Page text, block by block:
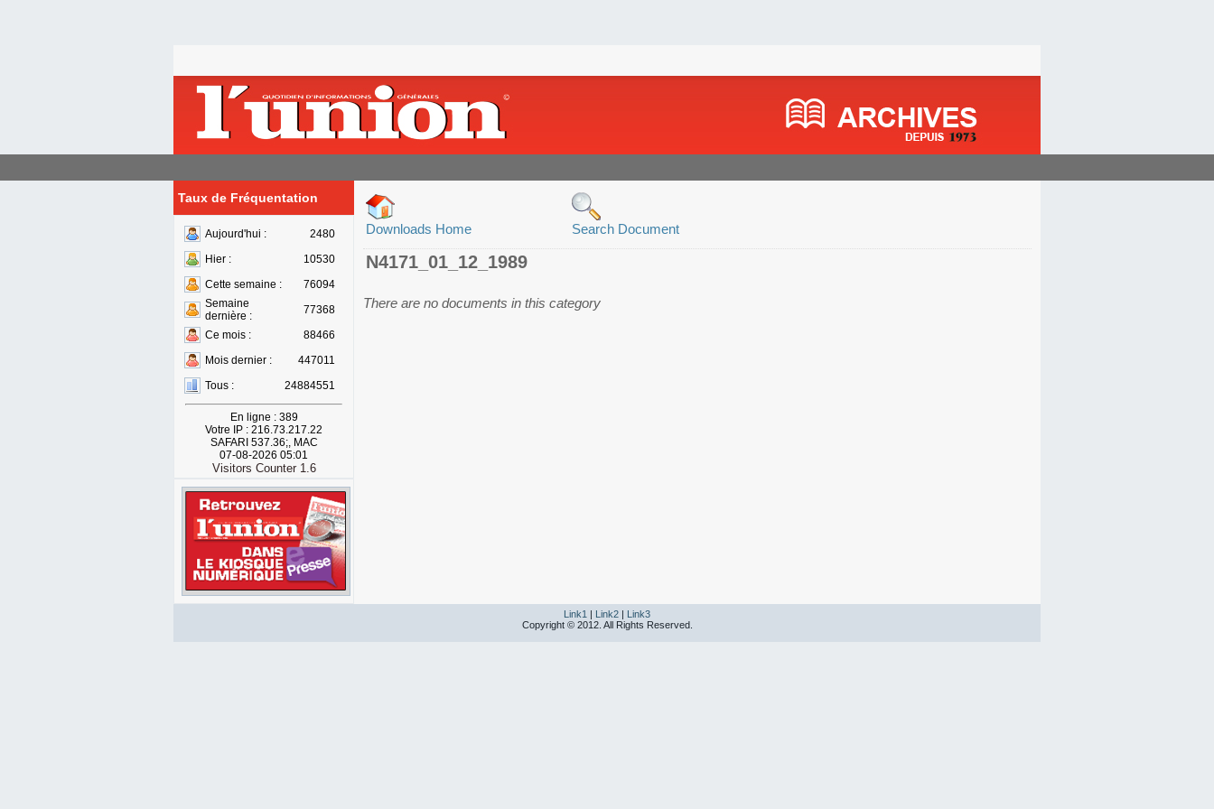
Taux de Fréquentation
Aujourd'hui :
2480
Hier :
10530
Cette semaine :
76094
Semaine
dernière :
77368
Ce mois :
88466
Mois dernier :
447011
Tous :
24884551
En ligne : 389
Votre IP : 216.73.217.22
SAFARI 537.36;, MAC
07-08-2026 05:01
Visitors Counter 1.6
Downloads Home Search Document
N4171_01_12_1989
There are no documents in this category
Link1 | Link2 | Link3
Copyright © 2012. All Rights Reserved.